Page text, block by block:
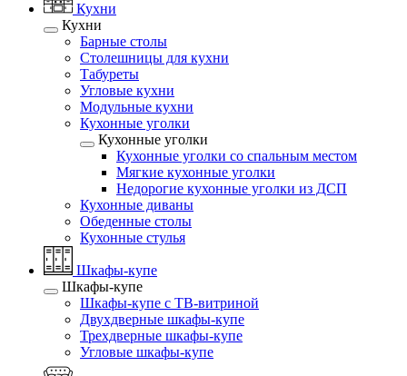
Кухни
Кухни
Барные столы
Столешницы для кухни
Табуреты
Угловые кухни
Модульные кухни
Кухонные уголки
Кухонные уголки
Кухонные уголки со спальным местом
Мягкие кухонные уголки
Недорогие кухонные уголки из ДСП
Кухонные диваны
Обеденные столы
Кухонные стулья
Шкафы-купе
Шкафы-купе
Шкафы-купе с ТВ-витриной
Двухдверные шкафы-купе
Трехдверные шкафы-купе
Угловые шкафы-купе